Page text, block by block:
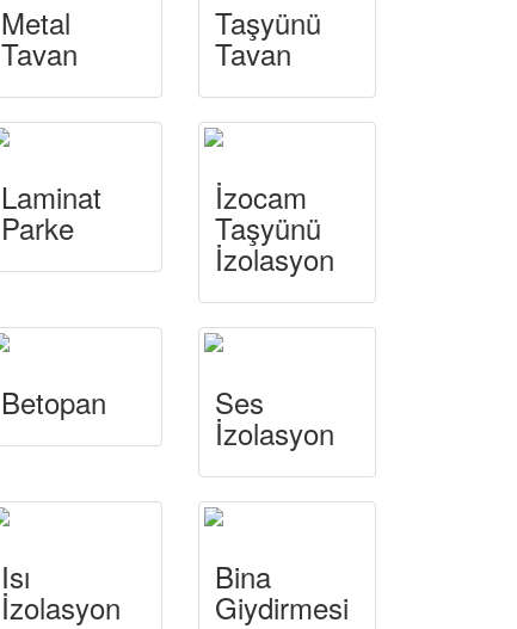
Metal
Tavan
Taşyünü
Tavan
Laminat
Parke
İzocam
Taşyünü
İzolasyon
Betopan Ses
İzolasyon
Isı
İzolasyon
Bina
Giydirmesi